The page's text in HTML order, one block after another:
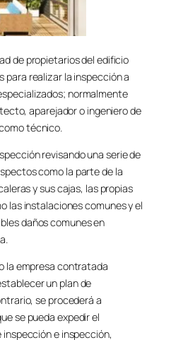
de propietarios del edificio
realizar la inspección a
normalmente
aparejador o ingeniero de
técnico.
revisando una serie de
como la parte de la
y sus cajas, las propias
las instalaciones comunes y el
daños comunes en
la empresa contratada
un plan de
se procederá a
se pueda expedir el
e inspección,